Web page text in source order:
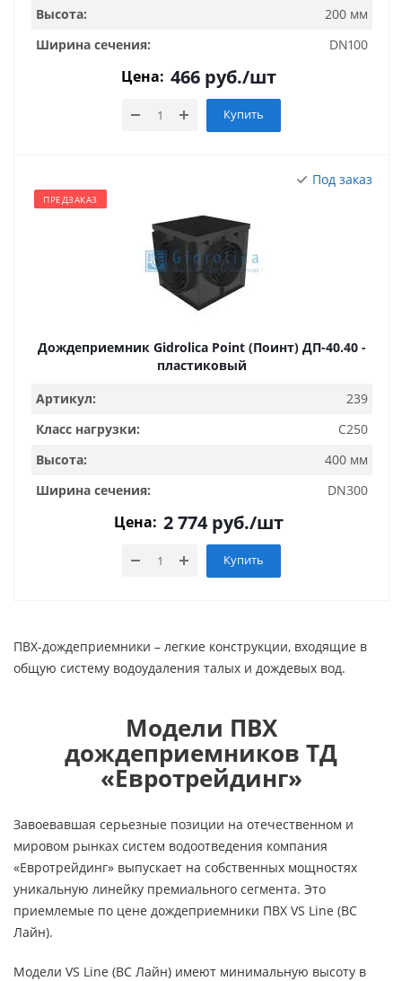
Высота:
200 мм
Ширина сечения:
DN100
Цена: 466 руб./шт
Купить
Под заказ
ПРЕДЗАКАЗ
Дождеприемник Gidrolica Point (Поинт) ДП-40.40 -
пластиковый
Артикул:
239
Класс нагрузки:
C250
Высота:
400 мм
Ширина сечения:
DN300
Цена: 2 774руб./шт
Купить
ПВХ-дождеприемники – легкие конструкции, входящие в
общую систему водоудаления талых и дождевых вод.
Модели ПВХ
дождеприемников ТД
«Евротрейдинг»
Завоевавшая серьезные позиции на отечественном и
мировом рынках систем водоотведения компания
«Евротрейдинг» выпускает на собственных мощностях
уникальную линейку премиального сегмента. Это
приемлемые по цене дождеприемники ПВХ VS Line (ВС
Лайн).
Модели VS Line (ВС Лайн) имеют минимальную высоту в